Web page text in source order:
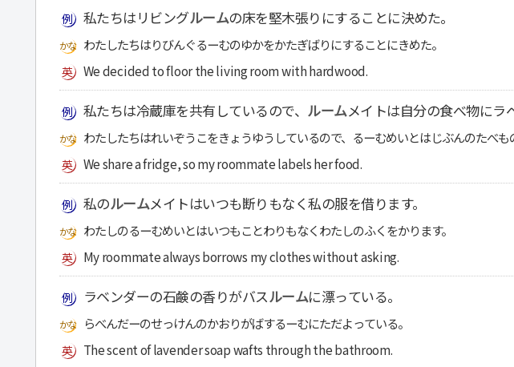
私たちはリビングルームの床を堅木張りにすることに決めた。
わたしたちはりびんぐるーむのゆかをかたぎばりにすることにきめた。
We decided to floor the living room with hardwood.
私たちは冷蔵庫を共有しているので、 ルームメイトは自分の食べ物にラ
わたしたちはれいぞうこをきょうゆうしているので、るーむめいとはじぶんのたべも
We share a fridge, so my roommate labels her food.
私のルームメイトはいつも断りもなく私の服を借ります。
わたしのるーむめいとはいつもことわりもなくわたしのふくをかります。
My roommate always borrows my clothes without asking.
ラベンダーの石鹸の香りがバスルームに漂っている。
らべんだーのせっけんのかおりがばするーむにただよっている。
The scent of lavender soap wafts through the bathroom.